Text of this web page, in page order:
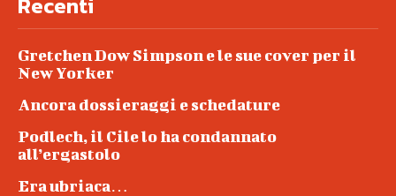
Gretchen Dow Simpson e le sue cover per il
New Yorker
Ancora dossieraggi e schedature
Podlech, il Cile lo ha condannato
all’ergastolo
Era ubriaca…